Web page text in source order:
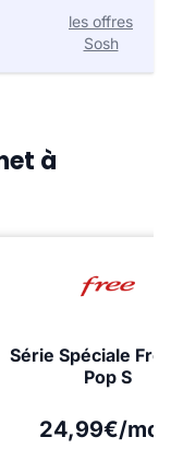
les offres
Sosh
à
Série Spéciale
Pop S
24,99€/